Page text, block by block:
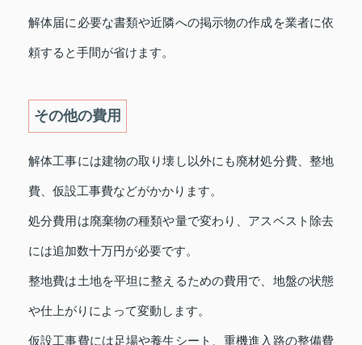
解体届に必要な書類や近隣への掲示物の作成を業者に依
頼すると手間が省けます。
その他の費用
解体工事には建物の取り壊し以外にも廃材処分費、整地
費、仮設工事費などがかかります。
処分費用は廃棄物の種類や量で変わり、アスベスト除去
には追加数十万円が必要です。
整地費は土地を平坦に整えるための費用で、地盤の状態
や仕上がりによって変動します。
仮設工事費には足場や養生シート、重機進入路の整備費